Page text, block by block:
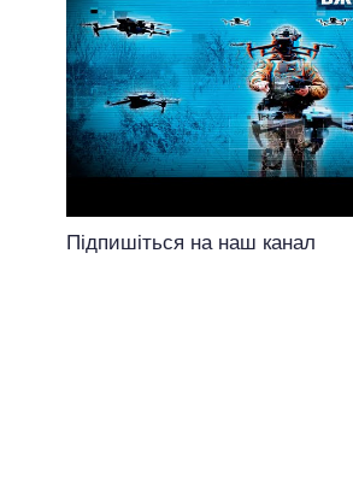
Підпишіться на наш канал